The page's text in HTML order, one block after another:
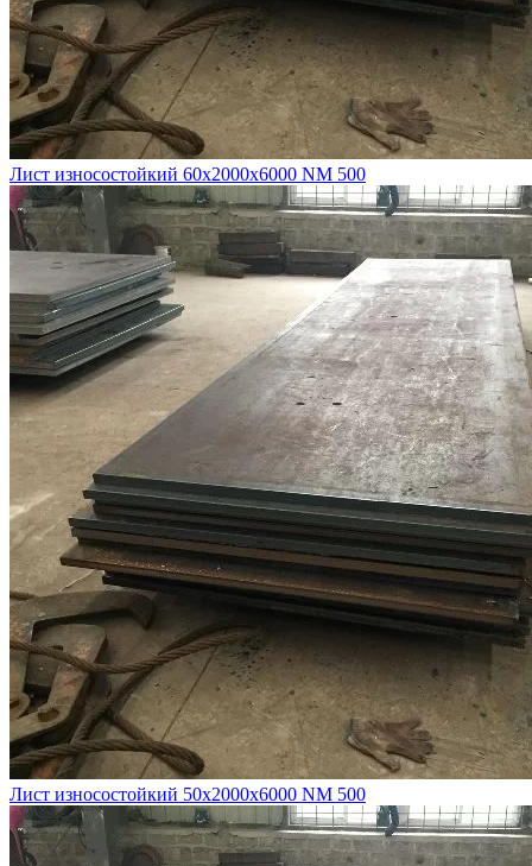
Лист износостойкий 60х2000х6000 NM 500
Лист износостойкий 50х2000х6000 NM 500